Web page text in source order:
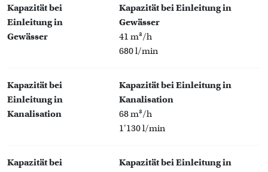
Kapazität bei
Einleitung in
Gewässer
Kapazität bei Einleitung in
Gewässer
41 m³/h
680 l/min
Kapazität bei
Einleitung in
Kanalisation
Kapazität bei Einleitung in
Kanalisation
68 m³/h
1'130 l/min
Kapazität bei
Kapazität bei Einleitung in